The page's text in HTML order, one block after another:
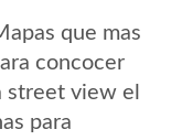
que mas
concocer
street view el
para